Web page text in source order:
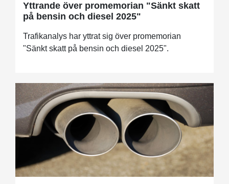
Yttrande över promemorian "Sänkt skatt
på bensin och diesel 2025"
Trafikanalys har yttrat sig över promemorian
"Sänkt skatt på bensin och diesel 2025".